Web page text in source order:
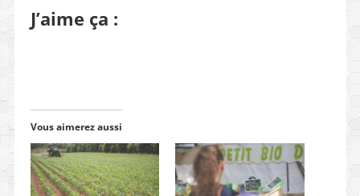
J’aime ça :
Vous aimerez aussi